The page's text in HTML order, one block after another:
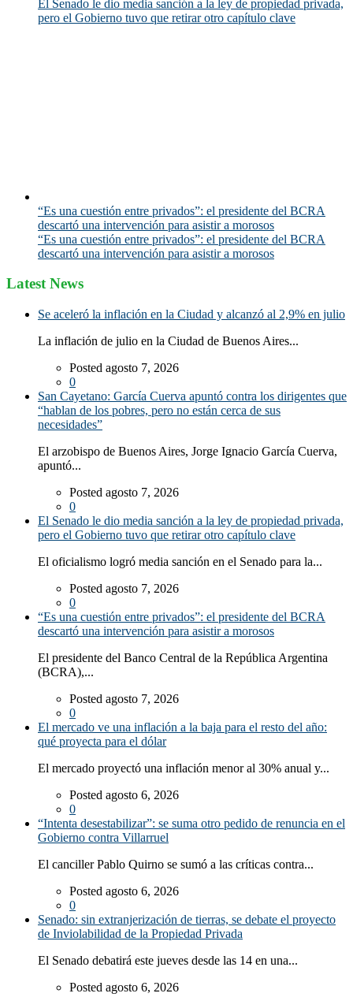
El Senado le dio media sanción a la ley de propiedad privada,
pero el Gobierno tuvo que retirar otro capítulo clave
“Es una cuestión entre privados”: el presidente del BCRA
descartó una intervención para asistir a morosos
“Es una cuestión entre privados”: el presidente del BCRA
descartó una intervención para asistir a morosos
Latest News
Se aceleró la inflación en la Ciudad y alcanzó al 2,9% en julio
La inflación de julio en la Ciudad de Buenos Aires...
Posted agosto 7, 2026
0
San Cayetano: García Cuerva apuntó contra los dirigentes que
“hablan de los pobres, pero no están cerca de sus
necesidades”
El arzobispo de Buenos Aires, Jorge Ignacio García Cuerva,
apuntó...
Posted agosto 7, 2026
0
El Senado le dio media sanción a la ley de propiedad privada,
pero el Gobierno tuvo que retirar otro capítulo clave
El oficialismo logró media sanción en el Senado para la...
Posted agosto 7, 2026
0
“Es una cuestión entre privados”: el presidente del BCRA
descartó una intervención para asistir a morosos
El presidente del Banco Central de la República Argentina
(BCRA),...
Posted agosto 7, 2026
0
El mercado ve una inflación a la baja para el resto del año:
qué proyecta para el dólar
El mercado proyectó una inflación menor al 30% anual y...
Posted agosto 6, 2026
0
“Intenta desestabilizar”: se suma otro pedido de renuncia en el
Gobierno contra Villarruel
El canciller Pablo Quirno se sumó a las críticas contra...
Posted agosto 6, 2026
0
Senado: sin extranjerización de tierras, se debate el proyecto
de Inviolabilidad de la Propiedad Privada
El Senado debatirá este jueves desde las 14 en una...
Posted agosto 6, 2026